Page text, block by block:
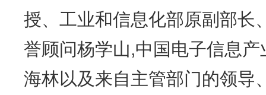
授、工业和信息化部原副部长
誉顾问杨学山,中国电子信息
海林以及来自主管部门的领导